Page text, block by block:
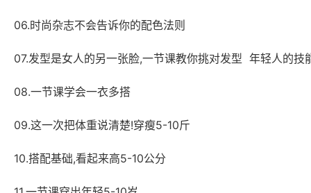
06.时尚杂志不会告诉你的配色法则
07.发型是女人的另一张脸,一节课教你挑对发型 年轻人的技
08.一节课学会一衣多搭
09.这一次把体重说清楚!穿瘦5-10斤
10.搭配基础,看起来高5-10公分